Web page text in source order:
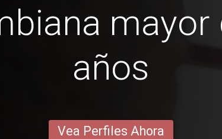
mayor
años
Vea Perfiles Ahora